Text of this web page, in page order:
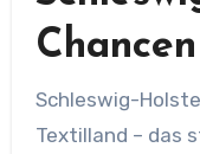
Schleswig-Holstein ist kein klassisches
Textilland – das